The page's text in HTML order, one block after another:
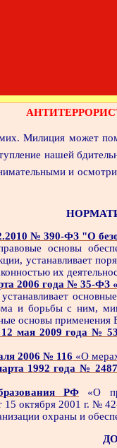
Милиция может
нашей
и
№ 390-ФЗ "О
основы
устанавливает
их
2006 года № 35-ФЗ
и борьбы с ним,
основы
мая 2009 года №
2006 № 116 «О
1992 года №
РФ
«О
15 октября 2001 г. №
охраны и